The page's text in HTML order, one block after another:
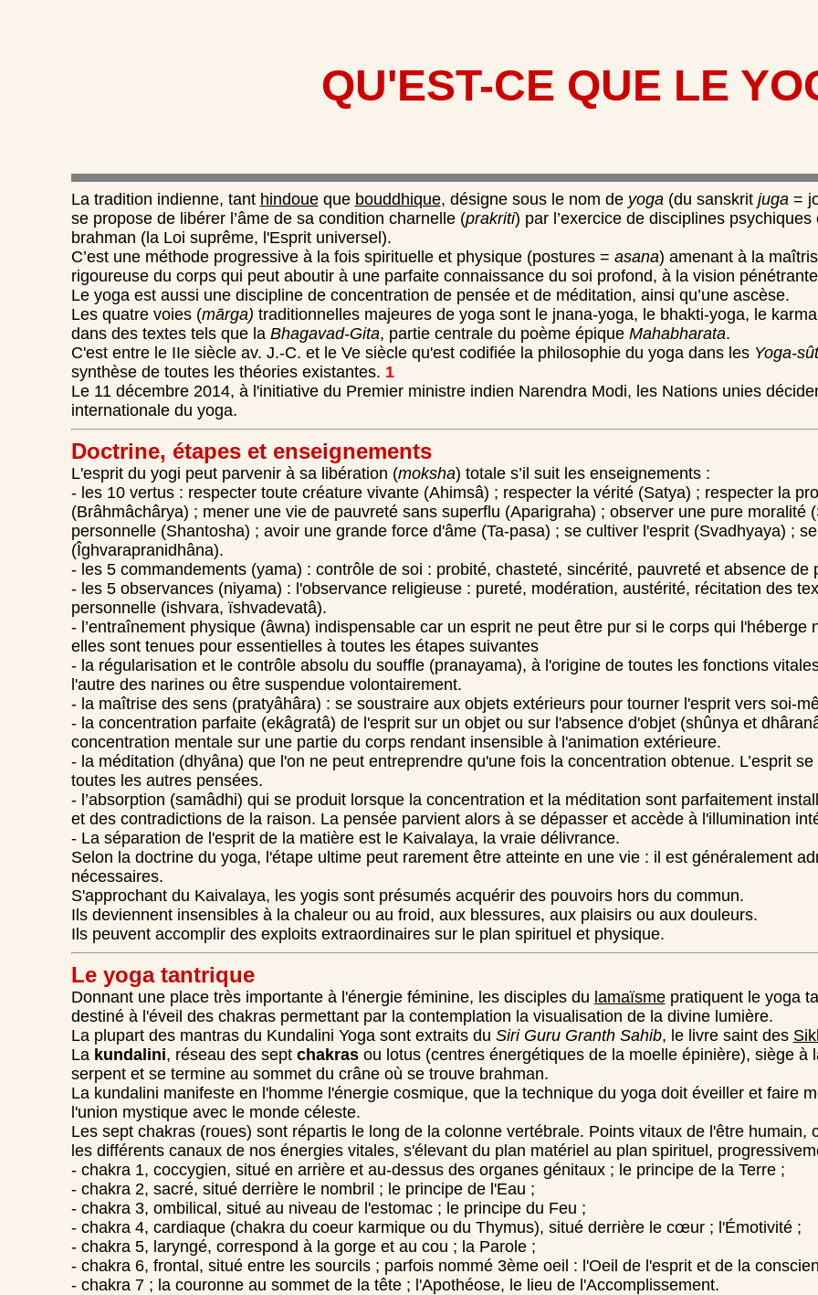
QU'EST-CE QUE LE
La tradition indienne, tant hindoueque bouddhique, désigne sous le nom de yoga(du sanskrit juga=
se propose de libérer l’âme de sa condition charnelle (prakriti) par l’exercice de disciplines
brahman (la Loi suprême, l'Esprit universel).
C’est une méthode progressive à la fois spirituelle et physique (postures = asana) amenant à la
rigoureuse du corps qui peut aboutir à une parfaite connaissance du soi profond, à la vision
Le yoga est aussi une discipline de concentration de pensée et de méditation, ainsi qu’une ascèse.
Les quatre voies (mārga) traditionnelles majeures de yoga sont le jnana-yoga, le bhakti-yoga, le
dans des textes tels que la Bhagavad-Gita, partie centrale du poème épique Mahabharata.
C'est entre le IIe siècle av. J.-C. et le Ve siècle qu'est codifiée la philosophie du yoga dans les Yoga-
synthèse de toutes les théories existantes. 1
Le 11 décembre 2014, à l'initiative du Premier ministre indien Narendra Modi, les Nations unies
internationale du yoga.
Doctrine, étapes et enseignements
L'esprit du yogi peut parvenir à sa libération (moksha) totale s’il suit les enseignements :
- les 10 vertus : respecter toute créature vivante (Ahimsâ) ; respecter la vérité (Satya) ; respecter la
(Brâhmâchârya) ; mener une vie de pauvreté sans superflu (Aparigraha) ; observer une pure moralité
personnelle (Shantosha) ; avoir une grande force d'âme (Ta-pasa) ; se cultiver l'esprit (Svadhyaya) ;
(Îghvarapranidhâna).
- les 5 commandements (yama) : contrôle de soi : probité, chasteté, sincérité, pauvreté et absence de
- les 5 observances (niyama) : l'observance religieuse : pureté, modération, austérité, récitation des
personnelle (ishvara, ïshvadevatâ).
- l’entraînement physique (âwna) indispensable car un esprit ne peut être pur si le corps qui
elles sont tenues pour essentielles à toutes les étapes suivantes
- la régularisation et le contrôle absolu du souffle (pranayama), à l'origine de toutes les fonctions
l'autre des narines ou être suspendue volontairement.
- la maîtrise des sens (pratyâhâra) : se soustraire aux objets extérieurs pour tourner l'esprit vers soi-
- la concentration parfaite (ekâgratâ) de l'esprit sur un objet ou sur l'absence d'objet (shûnya et
concentration mentale sur une partie du corps rendant insensible à l'animation extérieure.
- la méditation (dhyâna) que l'on ne peut entreprendre qu'une fois la concentration obtenue. L’esprit
toutes les autres pensées.
- l’absorption (samâdhi) qui se produit lorsque la concentration et la méditation sont parfaitement
et des contradictions de la raison. La pensée parvient alors à se dépasser et accède à l'illumination
- La séparation de l'esprit de la matière est le Kaivalaya, la vraie délivrance.
Selon la doctrine du yoga, l'étape ultime peut rarement être atteinte en une vie : il est généralement
nécessaires.
S'approchant du Kaivalaya, les yogis sont présumés acquérir des pouvoirs hors du commun.
Ils deviennent insensibles à la chaleur ou au froid, aux blessures, aux plaisirs ou aux douleurs.
Ils peuvent accomplir des exploits extraordinaires sur le plan spirituel et physique.
Le yoga tantrique
Donnant une place très importante à l'énergie féminine, les disciples du lamaïsmepratiquent le yoga
destiné à l'éveil des chakras permettant par la contemplation la visualisation de la divine lumière.
La plupart des mantras du Kundalini Yoga sont extraits du Siri Guru Granth Sahib, le livre saint des
La kundalini, réseau des sept chakrasou lotus (centres énergétiques de la moelle épinière), siège à
serpent et se termine au sommet du crâne où se trouve brahman.
La kundalini manifeste en l'homme l'énergie cosmique, que la technique du yoga doit éveiller et faire
l'union mystique avec le monde céleste.
Les sept chakras (roues) sont répartis le long de la colonne vertébrale. Points vitaux de l'être
les différents canaux de nos énergies vitales, s'élevant du plan matériel au plan spirituel,
- chakra 1, coccygien, situé en arrière et au-dessus des organes génitaux ; le principe de la Terre ;
- chakra 2, sacré, situé derrière le nombril ; le principe de l'Eau ;
- chakra 3, ombilical, situé au niveau de l'estomac ; le principe du Feu ;
- chakra 4, cardiaque (chakra du coeur karmique ou du Thymus), situé derrière le cœur ; l'Émotivité ;
- chakra 5, laryngé, correspond à la gorge et au cou ; la Parole ;
- chakra 6, frontal, situé entre les sourcils ; parfois nommé 3ème oeil : l'Oeil de l'esprit et de la
- chakra 7 ; la couronne au sommet de la tête ; l'Apothéose, le lieu de l'Accomplissement.